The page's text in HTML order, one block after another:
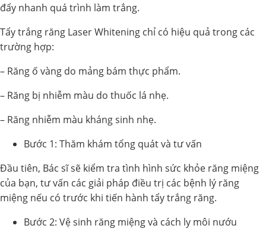
đẩy nhanh quá trình làm trắng.
Tẩy trắng răng Laser Whitening chỉ có hiệu quả trong các
trường hợp:
– Răng ố vàng do mảng bám thực phẩm.
– Răng bị nhiễm màu do thuốc lá nhẹ.
– Răng nhiễm màu kháng sinh nhẹ.
Bước 1: Thăm khám tổng quát và tư vấn
Đầu tiên, Bác sĩ sẽ kiểm tra tình hình sức khỏe răng miệng
của bạn, tư vấn các giải pháp điều trị các bệnh lý răng
miệng nếu có trước khi tiến hành tẩy trắng răng.
Bước 2: Vệ sinh răng miệng và cách ly môi nướu